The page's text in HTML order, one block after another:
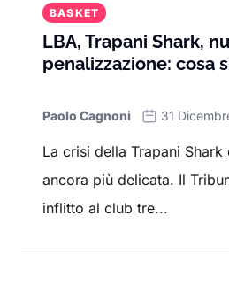
BASKET
LBA, Trapani Shark,
penalizzazione: cosa
Paolo Cagnoni 31
La crisi della Trapani Shark
ancora più delicata. Il
inflitto al club tre...